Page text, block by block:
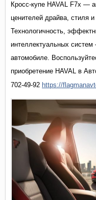
Кросс-купе HAVAL F7x —
ценителей драйва, стиля
Технологичность,
интеллектуальных
автомобиле.
приобретение HAVAL в
702-49-92 https://